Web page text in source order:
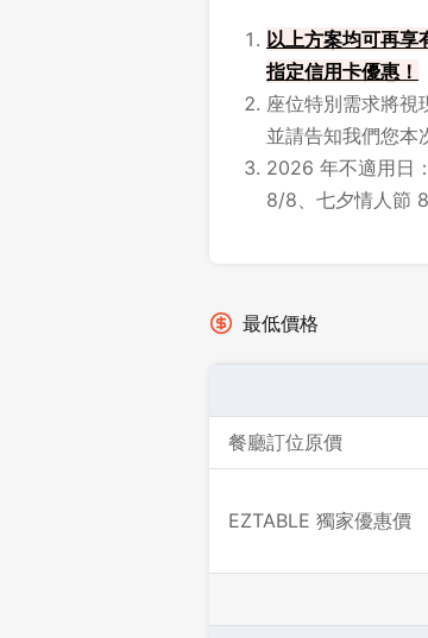
以上方案均可再享
指定信用卡優惠！
座位特別需求將視
並請告知我們您本
2026 年不適用日
8/8、七夕情人節
最低價格
餐廳訂位原價
EZTABLE 獨家優惠價